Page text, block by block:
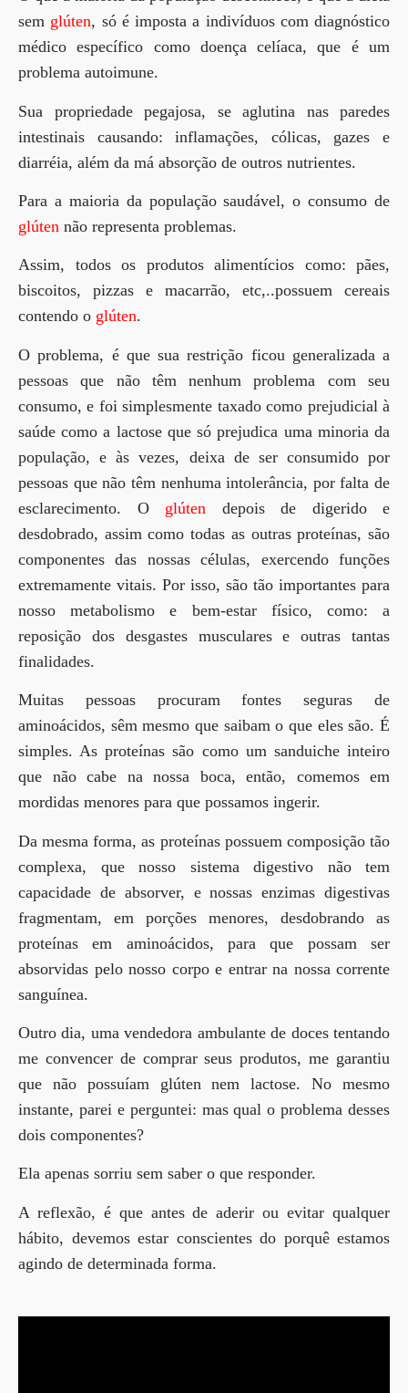
sem glúten, só é imposta a indivíduos com diagnóstico
médico específico como doença celíaca, que é um
problema autoimune.
Sua propriedade pegajosa, se aglutina nas paredes
intestinais causando: inflamações, cólicas, gazes e
diarréia, além da má absorção de outros nutrientes.
Para a maioria da população saudável, o consumo de
glúten não representa problemas.
Assim, todos os produtos alimentícios como: pães,
biscoitos, pizzas e macarrão, etc,..possuem cereais
contendo o glúten.
O problema, é que sua restrição ficou generalizada a
pessoas que não têm nenhum problema com seu
consumo, e foi simplesmente taxado como prejudicial à
saúde como a lactose que só prejudica uma minoria da
população, e às vezes, deixa de ser consumido por
pessoas que não têm nenhuma intolerância, por falta de
esclarecimento. O glúten depois de digerido e
desdobrado, assim como todas as outras proteínas, são
componentes das nossas células, exercendo funções
extremamente vitais. Por isso, são tão importantes para
nosso metabolismo e bem-estar físico, como: a
reposição dos desgastes musculares e outras tantas
finalidades.
Muitas pessoas procuram fontes seguras de
aminoácidos, sêm mesmo que saibam o que eles são. É
simples. As proteínas são como um sanduiche inteiro
que não cabe na nossa boca, então, comemos em
mordidas menores para que possamos ingerir.
Da mesma forma, as proteínas possuem composição tão
complexa, que nosso sistema digestivo não tem
capacidade de absorver, e nossas enzimas digestivas
fragmentam, em porções menores, desdobrando as
proteínas em aminoácidos, para que possam ser
absorvidas pelo nosso corpo e entrar na nossa corrente
sanguínea.
Outro dia, uma vendedora ambulante de doces tentando
me convencer de comprar seus produtos, me garantiu
que não possuíam glúten nem lactose. No mesmo
instante, parei e perguntei: mas qual o problema desses
dois componentes?
Ela apenas sorriu sem saber o que responder.
A reflexão, é que antes de aderir ou evitar qualquer
hábito, devemos estar conscientes do porquê estamos
agindo de determinada forma.